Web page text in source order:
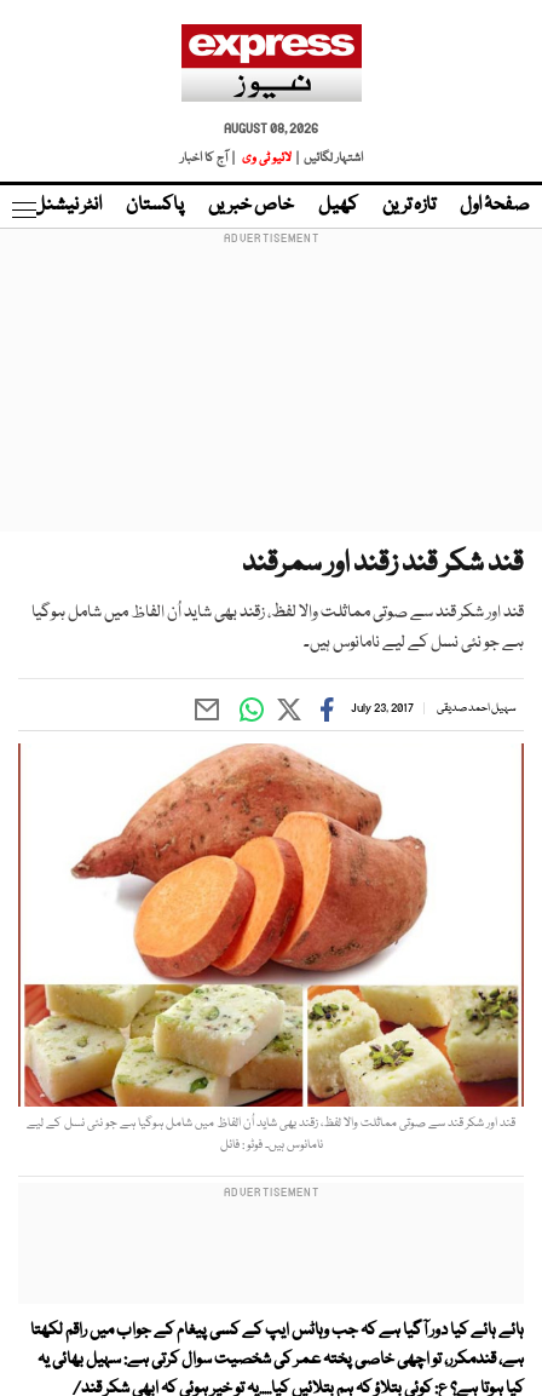
AUGUST 08, 2026
اشتہار لگائیں |
لائیو ٹی وی | آج کا اخبار
صفحۂ اول تازہ ترین کھیل خاص خبریں پاکستان انٹر نیشنل
قند شکر قند زقند اور سمرقند
قند اور شکر قند سے صوتی مماثلت والا لفظ، زقند بھی شاید اُن الفاظ میں شامل ہوگیا
ہے جو نئی نسل کے لیے نامانوس ہیں۔
سہیل احمد صدیقی July 23, 2017
قند اور شکر قند سے صوتی مماثلت والا لفظ، زقند بھی شاید اُن الفاظ میں شامل ہوگیا ہے جو نئی نسل کے لیے
نامانوس ہیں۔ فوٹو : فائل
ہائے ہائے کیا دور آگیا ہے کہ جب وہاٹس ایپ کے کسی پیغام کے جواب میں راقم لکھتا
ہے، قندمکرر، تو اچھی خاصی پختہ عمر کی شخصیت سوال کرتی ہے: سہیل بھائی یہ
کیا ہوتا ہے؟ ع: کوئی بتلاؤ کہ ہم بتلائیں کیا.....یہ تو خیر ہوئی کہ ابھی شکر قند/